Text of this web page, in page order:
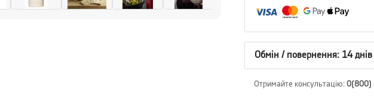
Обмін / повернення: 14 днів
Отримайте консультацію: 0(800)